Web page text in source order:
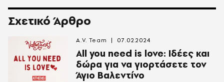
Σχετικό Άρθρο
All you need is love: Ιδέες και
δώρα για να γιορτάσετε τον
Άγιο Βαλεντίνο
A.V. Team 07.02.2024